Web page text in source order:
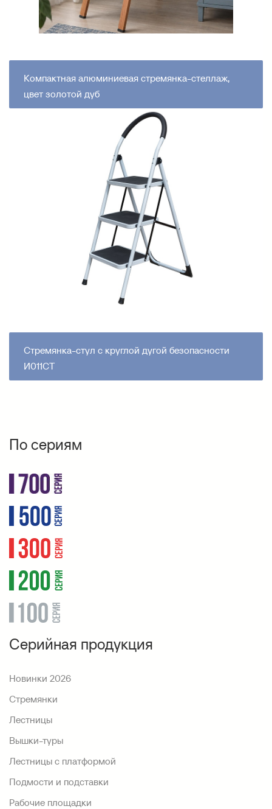
Компактная алюминиевая стремянка-стеллаж,
цвет золотой дуб
Стремянка-стул с круглой дугой безопасности
И011СТ
По сериям
Серийная продукция
Новинки 2026
Стремянки
Лестницы
Вышки-туры
Лестницы с платформой
Подмости и подставки
Рабочие площадки